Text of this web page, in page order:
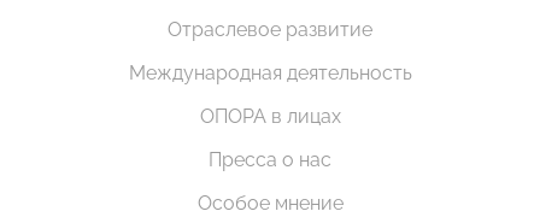
Отраслевое развитие
Международная деятельность
ОПОРА в лицах
Пресса о нас
Особое мнение